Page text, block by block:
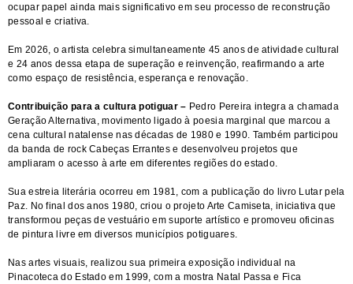
ocupar papel ainda mais significativo em seu processo de reconstrução
pessoal e criativa.
Em 2026, o artista celebra simultaneamente 45 anos de atividade cultural
e 24 anos dessa etapa de superação e reinvenção, reafirmando a arte
como espaço de resistência, esperança e renovação.
Contribuição para a cultura potiguar – Pedro Pereira integra a chamada
Geração Alternativa, movimento ligado à poesia marginal que marcou a
cena cultural natalense nas décadas de 1980 e 1990. Também participou
da banda de rock Cabeças Errantes e desenvolveu projetos que
ampliaram o acesso à arte em diferentes regiões do estado.
Sua estreia literária ocorreu em 1981, com a publicação do livro Lutar pela
Paz. No final dos anos 1980, criou o projeto Arte Camiseta, iniciativa que
transformou peças de vestuário em suporte artístico e promoveu oficinas
de pintura livre em diversos municípios potiguares.
Nas artes visuais, realizou sua primeira exposição individual na
Pinacoteca do Estado em 1999, com a mostra Natal Passa e Fica